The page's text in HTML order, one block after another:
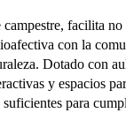
facilita
con la
Dotado con
y espacios
para